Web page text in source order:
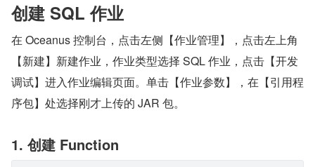
创建 SQL 作业
在 Oceanus 控制台，点击左侧【作业管理】，点击左上角
【新建】新建作业，作业类型选择 SQL 作业，点击【开发
调试】进入作业编辑页面。单击【作业参数】，在【引用程
序包】处选择刚才上传的 JAR 包。
1. 创建 Function